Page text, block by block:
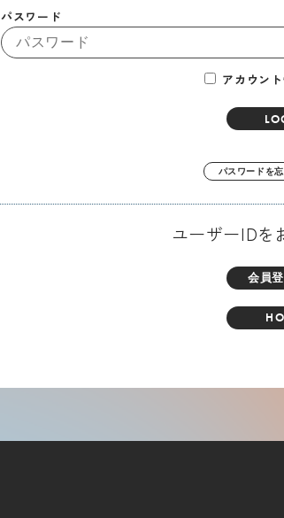
パスワード
アカウン
パスワードを
ユーザーIDを
会員